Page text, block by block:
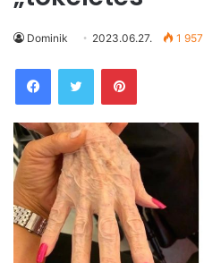
Dominik 2023.06.27. 1 957
Pinterest